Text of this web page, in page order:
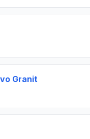
Granit